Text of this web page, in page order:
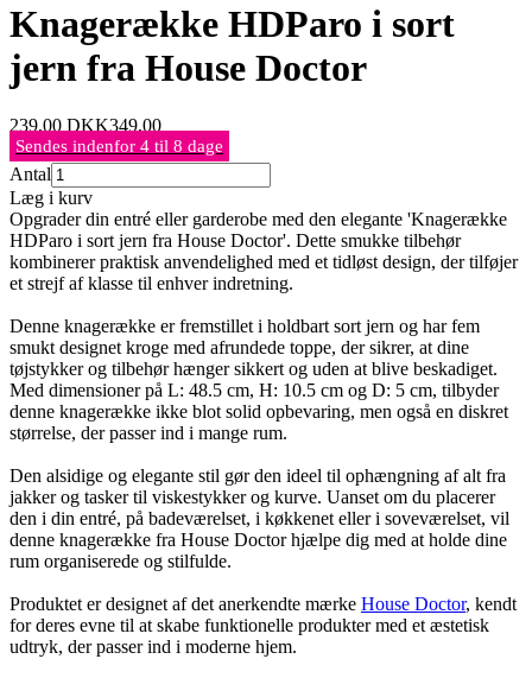
Knagerække HDParo i sort
jern fra House Doctor
239,00 DKK349,00
Sendes indenfor 4 til 8 dage
Antal
Læg i kurv
Opgrader din entré eller garderobe med den elegante 'Knagerække
HDParo i sort jern fra House Doctor'. Dette smukke tilbehør
kombinerer praktisk anvendelighed med et tidløst design, der tilføjer
et strejf af klasse til enhver indretning.
Denne knagerække er fremstillet i holdbart sort jern og har fem
smukt designet kroge med afrundede toppe, der sikrer, at dine
tøjstykker og tilbehør hænger sikkert og uden at blive beskadiget.
Med dimensioner på L: 48.5 cm, H: 10.5 cm og D: 5 cm, tilbyder
denne knagerække ikke blot solid opbevaring, men også en diskret
størrelse, der passer ind i mange rum.
Den alsidige og elegante stil gør den ideel til ophængning af alt fra
jakker og tasker til viskestykker og kurve. Uanset om du placerer
den i din entré, på badeværelset, i køkkenet eller i soveværelset, vil
denne knagerække fra House Doctor hjælpe dig med at holde dine
rum organiserede og stilfulde.
Produktet er designet af det anerkendte mærke House Doctor, kendt
for deres evne til at skabe funktionelle produkter med et æstetisk
udtryk, der passer ind i moderne hjem.